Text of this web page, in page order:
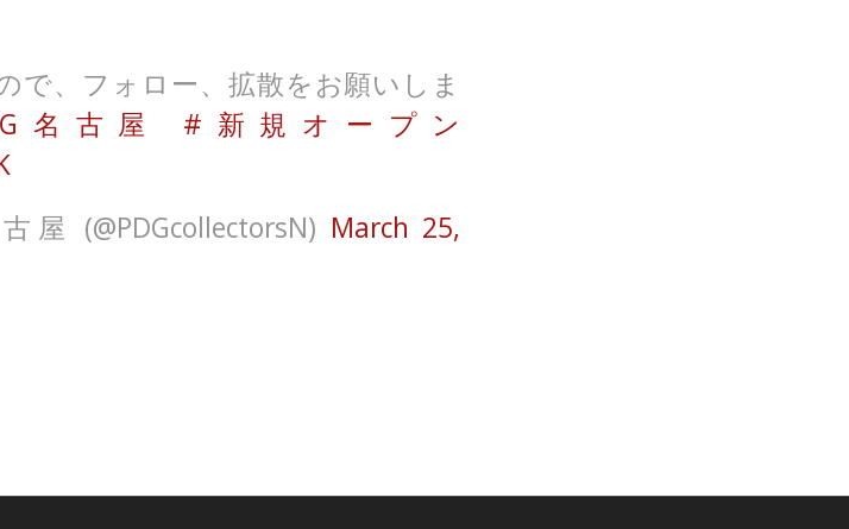
で、フォロー、拡散をお願いしま
名古屋
#新規オープン
屋 (@PDGcollectorsN) March 25,